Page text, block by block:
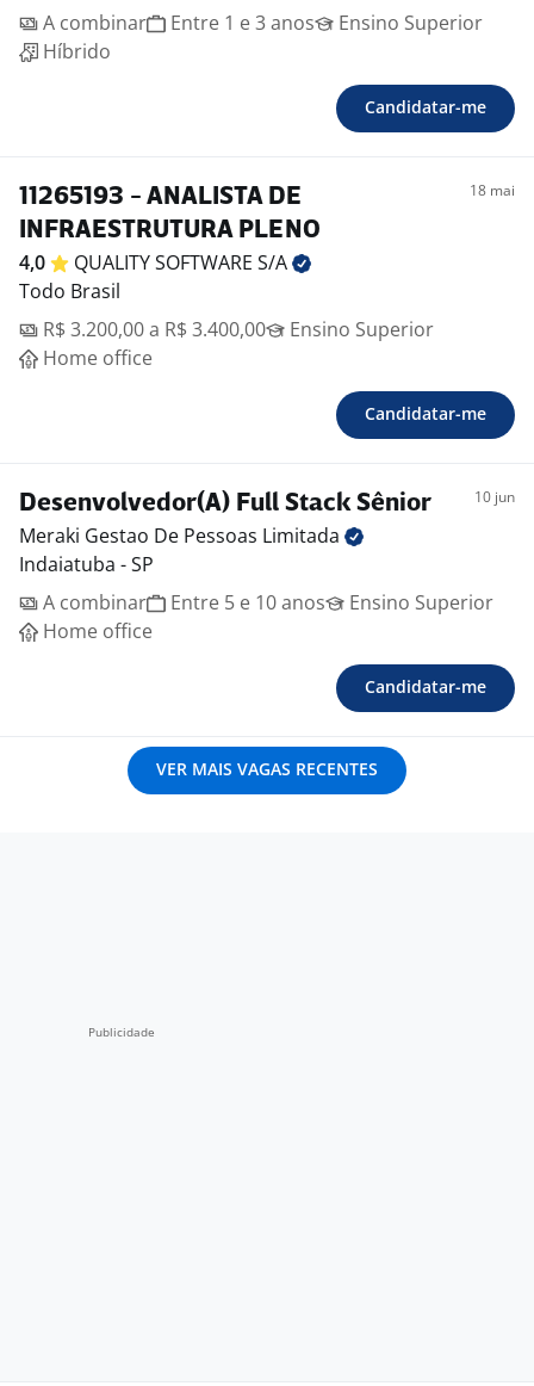
A combinar
Entre 1 e 3 anos
Ensino Superior
Híbrido
Candidatar-me
11265193 - ANALISTA DE
INFRAESTRUTURA PLENO
18 mai
4,0 QUALITY SOFTWARE S/A
Todo Brasil
R$ 3.200,00 a R$ 3.400,00
Ensino Superior
Home office
Candidatar-me
Desenvolvedor(A) Full Stack Sênior 10 jun
Meraki Gestao De Pessoas Limitada
Indaiatuba - SP
A combinar
Entre 5 e 10 anos
Ensino Superior
Home office
Candidatar-me
VER MAIS VAGAS RECENTES